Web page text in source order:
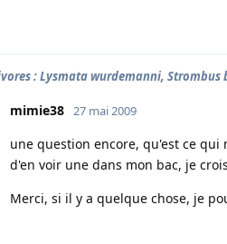
: Lysmata wurdemanni, Strombus
mimie38 27 mai 2009
une question encore, qu'est ce qui
d'en voir une dans mon bac, je
Merci, si il y a quelque chose, je